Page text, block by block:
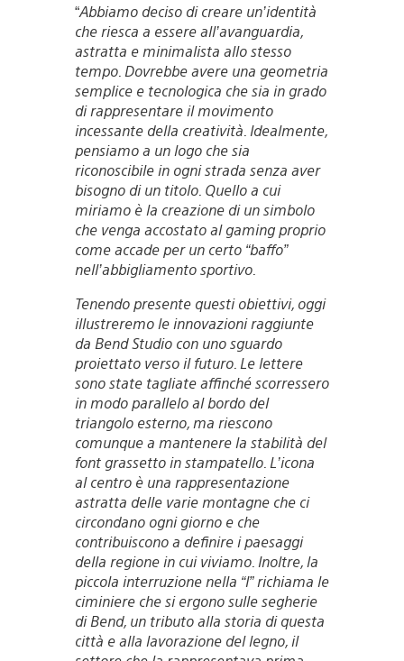
“Abbiamo deciso di creare un’identità
che riesca a essere all’avanguardia,
astratta e minimalista allo stesso
tempo. Dovrebbe avere una geometria
semplice e tecnologica che sia in grado
di rappresentare il movimento
incessante della creatività. Idealmente,
pensiamo a un logo che sia
riconoscibile in ogni strada senza aver
bisogno di un titolo. Quello a cui
miriamo è la creazione di un simbolo
che venga accostato al gaming proprio
come accade per un certo “baffo”
nell’abbigliamento sportivo.
Tenendo presente questi obiettivi, oggi
illustreremo le innovazioni raggiunte
da Bend Studio con uno sguardo
proiettato verso il futuro. Le lettere
sono state tagliate affinché scorressero
in modo parallelo al bordo del
triangolo esterno, ma riescono
comunque a mantenere la stabilità del
font grassetto in stampatello. L’icona
al centro è una rappresentazione
astratta delle varie montagne che ci
circondano ogni giorno e che
contribuiscono a definire i paesaggi
della regione in cui viviamo. Inoltre, la
piccola interruzione nella “I” richiama le
ciminiere che si ergono sulle segherie
di Bend, un tributo alla storia di questa
città e alla lavorazione del legno, il